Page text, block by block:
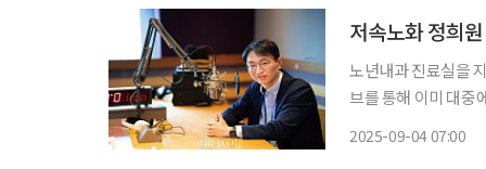
저속노화 정희
노년내과 진료실을
브를 통해 이미 대중
2025-09-04 07:00